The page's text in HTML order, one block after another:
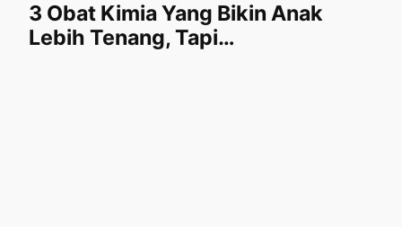
3 Obat Kimia Yang Bikin Anak
Lebih Tenang, Tapi…